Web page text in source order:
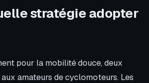
stratégie adopter
pour la mobilité douce, deux
amateurs de cyclomoteurs. Les